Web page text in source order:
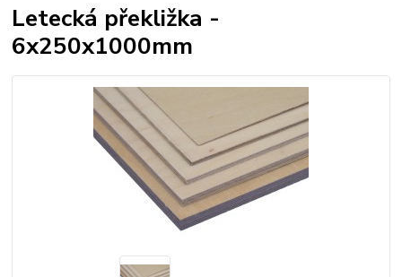
Letecká překližka -
6x250x1000mm